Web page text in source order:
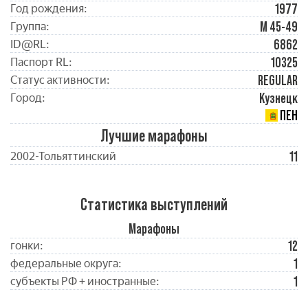
Год рождения: 1977
Группа: М 45-49
ID@RL: 6862
Паспорт RL: 10325
Статус активности: REGULAR
Город:
Кузнецк
ПЕН
Лучшие марафоны
2002-Тольяттинский 11
Статистика выступлений
Марафоны
гонки: 12
федеральные округа: 1
субъекты РФ + иностранные: 1